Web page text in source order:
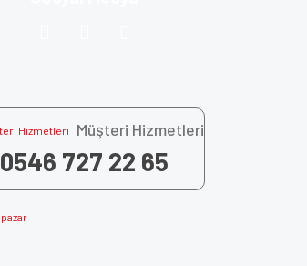
Müşteri Hizmetleri
0546 727 22 65